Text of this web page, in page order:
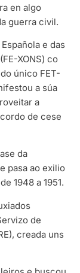
en algo
guerra civil.
e das
XONS) co
único FET-
a súa
a
de cese
da
pasa ao exilio
1948 a 1951.
de
creada uns